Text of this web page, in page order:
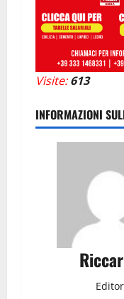
Visite: 613
INFORMAZIONI
Editor